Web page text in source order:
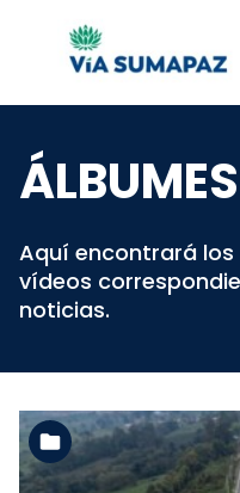
ÁLBUMES
Aquí encontrará
vídeos
noticias.